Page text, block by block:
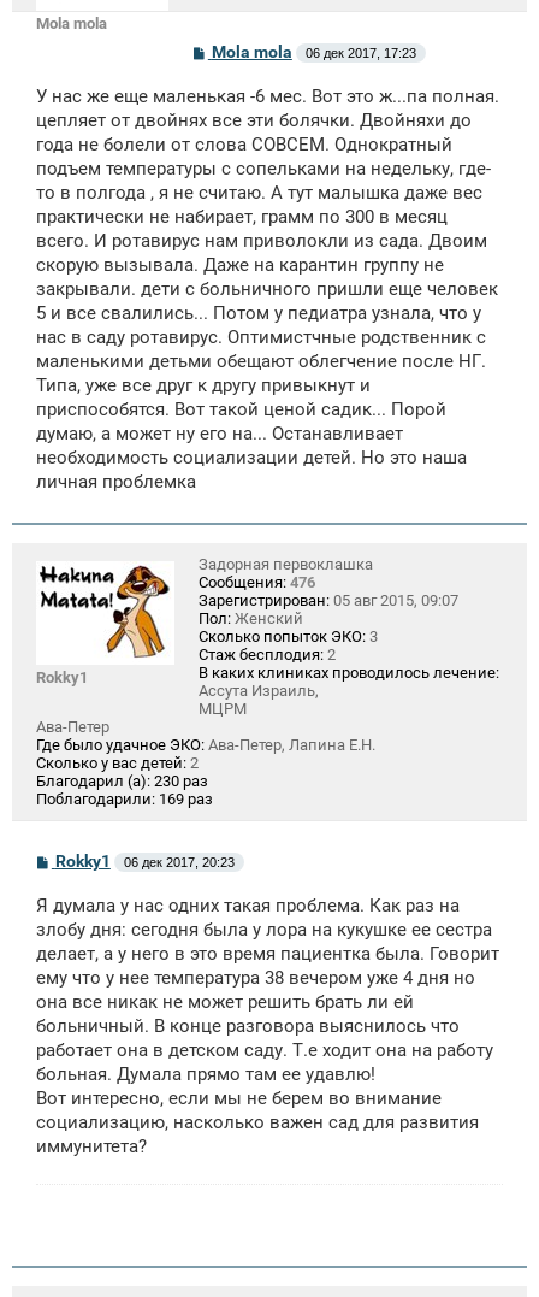
Mola mola
С
о
б
щ
н
и
Mola mola 06 дек 2017, 17:23
У нас же еще маленькая -6 мес. Вот это ж...па полная.
цепляет от двойнях все эти болячки. Двойняхи до
года не болели от слова СОВСЕМ. Однократный
подъем температуры с сопельками на недельку, где-
то в полгода , я не считаю. А тут малышка даже вес
практически не набирает, грамм по 300 в месяц
всего. И ротавирус нам приволокли из сада. Двоим
скорую вызывала. Даже на карантин группу не
закрывали. дети с больничного пришли еще человек
5 и все свалились... Потом у педиатра узнала, что у
нас в саду ротавирус. Оптимистчные родственник с
маленькими детьми обещают облегчение после НГ.
Типа, уже все друг к другу привыкнут и
приспособятся. Вот такой ценой садик... Порой
думаю, а может ну его на... Останавливает
необходимость социализации детей. Но это наша
личная проблемка
Rokky1
Задорная первоклашка
Сообщения: 476
Зарегистрирован: 05 авг 2015, 09:07
Пол: Женский
Сколько попыток ЭКО: 3
Стаж бесплодия: 2
В каких клиниках проводилось лечение:
Ассута Израиль,
МЦРМ
Ава-Петер
Где было удачное ЭКО: Ава-Петер, Лапина Е.Н.
Сколько у вас детей: 2
Благодарил (а): 230 раз
Поблагодарили: 169 раз
С
о
б
щ
н
и
Rokky1 06 дек 2017, 20:23
Я думала у нас одних такая проблема. Как раз на
злобу дня: сегодня была у лора на кукушке ее сестра
делает, а у него в это время пациентка была. Говорит
ему что у нее температура 38 вечером уже 4 дня но
она все никак не может решить брать ли ей
больничный. В конце разговора выяснилось что
работает она в детском саду. Т.е ходит она на работу
больная. Думала прямо там ее удавлю!
Вот интересно, если мы не берем во внимание
социализацию, насколько важен сад для развития
иммунитета?